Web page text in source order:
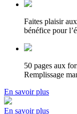
Faites plaisir
bénéfice pour
50 pages aux
Remplissage
En savoir plus
En savoir plus